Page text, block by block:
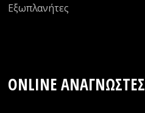
Εξωπλανήτες
ONLINE ΑΝΑΓΝΏΣΤΕΣ